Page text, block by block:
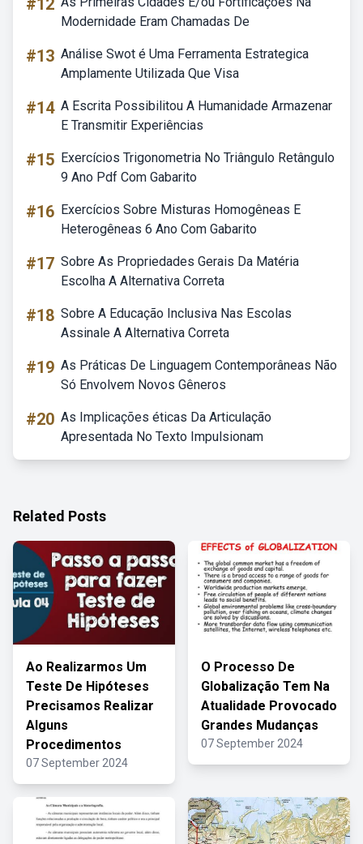
#12
Modernidade Eram Chamadas De
#13 Análise Swot é Uma Ferramenta Estrategica
Amplamente Utilizada Que Visa
#14 A Escrita Possibilitou A Humanidade Armazenar
E Transmitir Experiências
#15 Exercícios Trigonometria No Triângulo Retângulo
9 Ano Pdf Com Gabarito
#16 Exercícios Sobre Misturas Homogêneas E
Heterogêneas 6 Ano Com Gabarito
#17 Sobre As Propriedades Gerais Da Matéria
Escolha A Alternativa Correta
#18 Sobre A Educação Inclusiva Nas Escolas
Assinale A Alternativa Correta
#19 As Práticas De Linguagem Contemporâneas Não
Só Envolvem Novos Gêneros
#20 As Implicações éticas Da Articulação
Apresentada No Texto Impulsionam
Related Posts
Ao Realizarmos Um
Teste De Hipóteses
Precisamos Realizar
Alguns
Procedimentos
07 September 2024
O Processo De
Globalização Tem Na
Atualidade Provocado
Grandes Mudanças
07 September 2024